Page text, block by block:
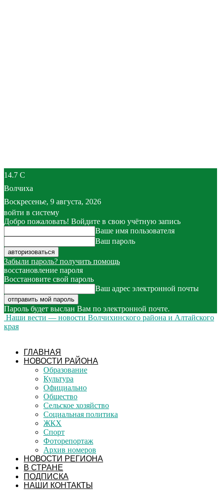
14.7 C
Волчиха
Воскресенье, 9 августа, 2026
войти в систему
Добро пожаловать! Войдите в свою учётную запись
Ваше имя пользователя
Ваш пароль
Забыли пароль? получить помощь
восстановление пароля
Восстановите свой пароль
Ваш адрес электронной почты
Пароль будет выслан Вам по электронной почте.
Наши вести — новости Волчихинского района и Алтайского
края
ГЛАВНАЯ
НОВОСТИ РАЙОНА
Образование
Культура
Официально
Общество
Сельское хозяйство
Социальная политика
ЖКХ
Спорт
Фоторепортаж
Архив номеров
НОВОСТИ РЕГИОНА
В СТРАНЕ
ПОДПИСКА
НАШИ КОНТАКТЫ